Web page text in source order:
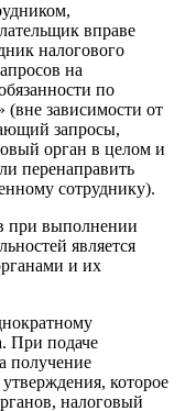
вправе
налогового
на
по
(вне зависимости от
запросы,
орган в целом и
перенаправить
сотруднику).
при выполнении
является
и их
При подаче
получение
которое
налоговый